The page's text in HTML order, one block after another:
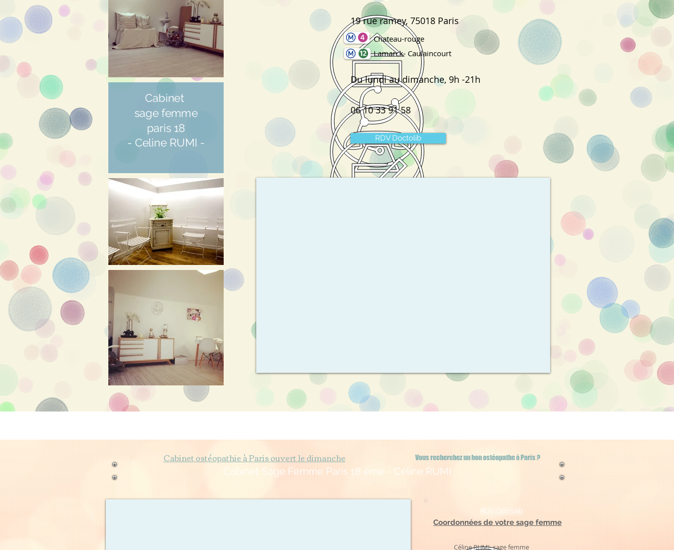
Cabinet
sage femme
paris 18
- Celine RUMI -
19 rue ramey, 75018 Paris
Chateau-rouge
Lamarck- Caulaincourt
Du lundi au dimanche, 9h -21h
06 10 33 91 58
RDV Doctolib
Vous recherchez un bon ostéopathe à Paris ?
Cabinet ostéopathie à Paris ouvert le dimanche
Cabinet Sage Femme Paris 18 ème - Céline RUMI
RDV Doctolib
Coordonnées de votre sage femme
Céline RUMI, sage femme